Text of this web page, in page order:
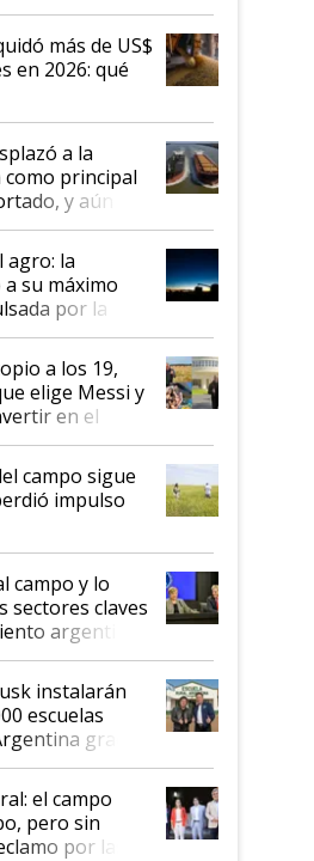
más de US$
en 2026: qué
a la
principal
y aún así
seis de cada
el
semestre
agro: la
su máximo
por la
a los 19,
elige Messi y
en el
como "darle
droga":
el libertario
crisis salió
campo sigue
impulso
campo y lo
sectores claves
argentino
instalarán
escuelas
gracias
Starlink
el campo
pero sin
por las